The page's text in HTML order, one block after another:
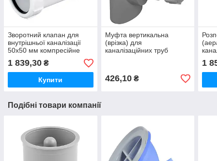
Зворотний клапан для
внутрішньої каналізації
50х50 мм компресійне
McAlpine
1 839,30 ₴
Купити
Муфта вертикальна
(врізка) для
каналізаційних труб
426,10₴
1
Подібні товари компанії